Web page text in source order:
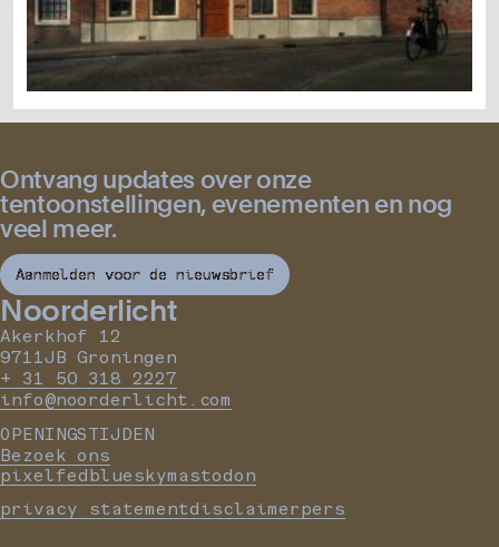
Ontvang updates over onze
tentoonstellingen, evenementen en nog
veel meer.
Aanmelden voor de nieuwsbrief
Noorderlicht
Akerkhof 12
9711JB Groningen
+ 31 50 318 2227
info@noorderlicht.com
OPENINGSTIJDEN
Bezoek ons
pixelfedblueskymastodon
privacy statementdisclaimerpers